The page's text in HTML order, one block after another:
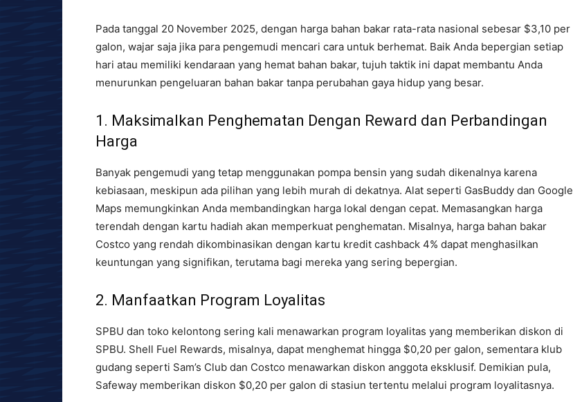
Pada tanggal 20 November 2025, dengan harga bahan bakar rata-rata nasional sebesar $3,10 per
galon, wajar saja jika para pengemudi mencari cara untuk berhemat. Baik Anda bepergian setiap
hari atau memiliki kendaraan yang hemat bahan bakar, tujuh taktik ini dapat membantu Anda
menurunkan pengeluaran bahan bakar tanpa perubahan gaya hidup yang besar.
1. Maksimalkan Penghematan Dengan Reward dan Perbandingan
Harga
Banyak pengemudi yang tetap menggunakan pompa bensin yang sudah dikenalnya karena
kebiasaan, meskipun ada pilihan yang lebih murah di dekatnya. Alat seperti GasBuddy dan Google
Maps memungkinkan Anda membandingkan harga lokal dengan cepat. Memasangkan harga
terendah dengan kartu hadiah akan memperkuat penghematan. Misalnya, harga bahan bakar
Costco yang rendah dikombinasikan dengan kartu kredit cashback 4% dapat menghasilkan
keuntungan yang signifikan, terutama bagi mereka yang sering bepergian.
2. Manfaatkan Program Loyalitas
SPBU dan toko kelontong sering kali menawarkan program loyalitas yang memberikan diskon di
SPBU. Shell Fuel Rewards, misalnya, dapat menghemat hingga $0,20 per galon, sementara klub
gudang seperti Sam’s Club dan Costco menawarkan diskon anggota eksklusif. Demikian pula,
Safeway memberikan diskon $0,20 per galon di stasiun tertentu melalui program loyalitasnya.